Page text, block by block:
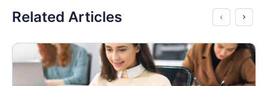
Related Articles